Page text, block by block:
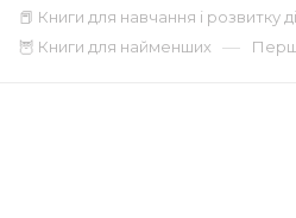
📕 Книги для навчання і розвитку
🦉 Книги для найменших —